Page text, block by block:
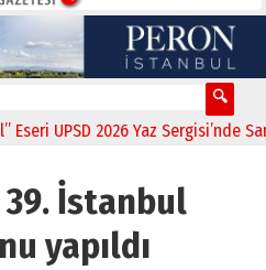
UPSD 2026 Yaz Sergisi’nde
İstanbul
yapıldı